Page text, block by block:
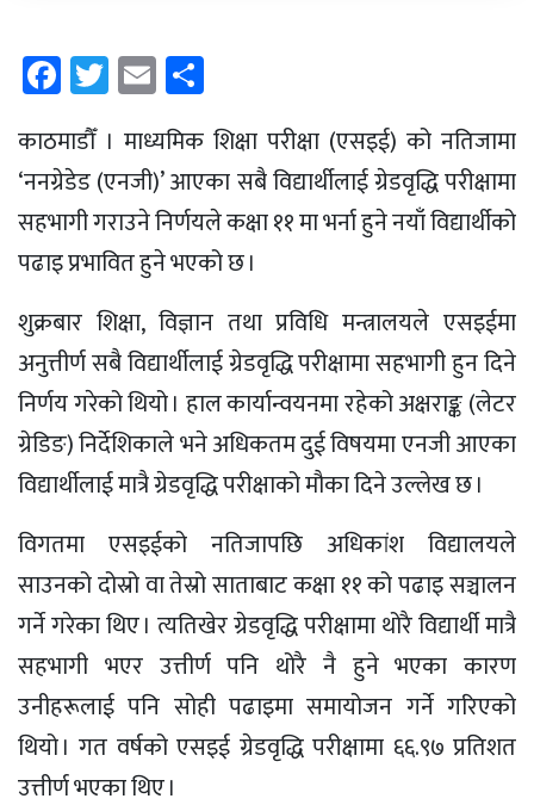
Facebook
Twitter
Email
काठमाडौँ । माध्यमिक शिक्षा परीक्षा (एसइई) को नतिजामा
‘ननग्रेडेड (एनजी)’ आएका सबै विद्यार्थीलाई ग्रेडवृद्धि परीक्षामा
सहभागी गराउने निर्णयले कक्षा ११ मा भर्ना हुने नयाँ विद्यार्थीको
पढाइ प्रभावित हुने भएको छ ।
शुक्रबार शिक्षा, विज्ञान तथा प्रविधि मन्त्रालयले एसइईमा
अनुत्तीर्ण सबै विद्यार्थीलाई ग्रेडवृद्धि परीक्षामा सहभागी हुन दिने
निर्णय गरेको थियो । हाल कार्यान्वयनमा रहेको अक्षराङ्क (लेटर
ग्रेडिङ) निर्देशिकाले भने अधिकतम दुई विषयमा एनजी आएका
विद्यार्थीलाई मात्रै ग्रेडवृद्धि परीक्षाको मौका दिने उल्लेख छ ।
विगतमा एसइईको नतिजापछि अधिकांश विद्यालयले
साउनको दोस्रो वा तेस्रो साताबाट कक्षा ११ को पढाइ सञ्चालन
गर्ने गरेका थिए । त्यतिखेर ग्रेडवृद्धि परीक्षामा थोरै विद्यार्थी मात्रै
सहभागी भएर उत्तीर्ण पनि थोरै नै हुने भएका कारण
उनीहरूलाई पनि सोही पढाइमा समायोजन गर्ने गरिएको
थियो । गत वर्षको एसइई ग्रेडवृद्धि परीक्षामा ६६.९७ प्रतिशत
उत्तीर्ण भएका थिए ।